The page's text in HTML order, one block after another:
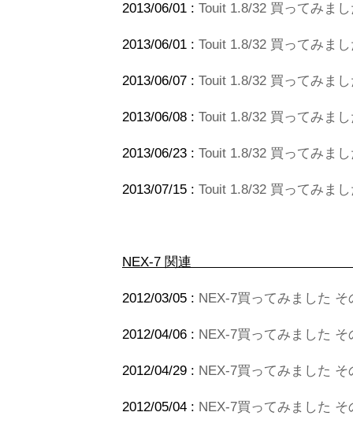
2013/06/01 : Touit 1.8/32 買ってみま
2013/06/01 : Touit 1.8/32 買ってみま
2013/06/07 : Touit 1.8/32 買ってみま
2013/06/08 : Touit 1.8/32 買ってみま
2013/06/23 : Touit 1.8/32 買ってみま
2013/07/15 : Touit 1.8/32 買ってみま
NEX-7
2012/03/05 : NEX-7買ってみました そ
2012/04/06 : NEX-7買ってみました
2012/04/29 : NEX-7買ってみました
2012/05/04 : NEX-7買ってみました